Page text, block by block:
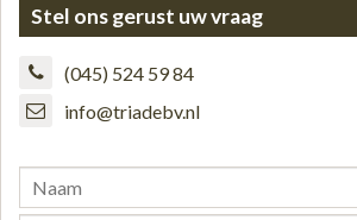
Stel ons gerust uw vraag
(045) 524 59 84
info@triadebv.nl